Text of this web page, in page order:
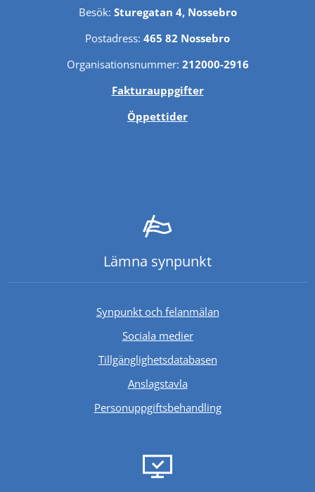
Besök: Sturegatan 4, Nossebro
Postadress: 465 82 Nossebro
Organisationsnummer: 212000-2916
Fakturauppgifter
Öppettider
Lämna synpunkt
Synpunkt och felanmälan
Sociala medier
TillgänglighetsdatabasenLänk till annan
Anslagstavla
Personuppgiftsbehandling